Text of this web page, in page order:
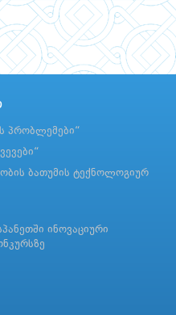
პრობლემები“
ბათუმის ტექნოლოგიურ
ინოვაციური